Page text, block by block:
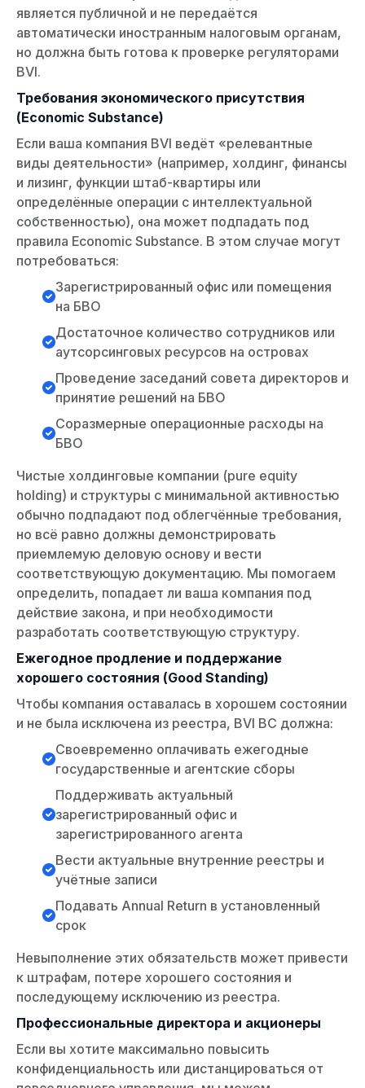
является публичной и не передаётся
автоматически иностранным налоговым органам,
но должна быть готова к проверке регуляторами
BVI.
Требования экономического присутствия
(Economic Substance)
Если ваша компания BVI ведёт «релевантные
виды деятельности» (например, холдинг, финансы
и лизинг, функции штаб-квартиры или
определённые операции с интеллектуальной
собственностью), она может подпадать под
правила Economic Substance. В этом случае могут
потребоваться:
Зарегистрированный офис или помещения
на БВО
Достаточное количество сотрудников или
аутсорсинговых ресурсов на островах
Проведение заседаний совета директоров и
принятие решений на БВО
Соразмерные операционные расходы на
БВО
Чистые холдинговые компании (pure equity
holding) и структуры с минимальной активностью
обычно подпадают под облегчённые требования,
но всё равно должны демонстрировать
приемлемую деловую основу и вести
соответствующую документацию. Мы помогаем
определить, попадает ли ваша компания под
действие закона, и при необходимости
разработать соответствующую структуру.
Ежегодное продление и поддержание
хорошего состояния (Good Standing)
Чтобы компания оставалась в хорошем состоянии
и не была исключена из реестра, BVI BC должна:
Своевременно оплачивать ежегодные
государственные и агентские сборы
Поддерживать актуальный
зарегистрированный офис и
зарегистрированного агента
Вести актуальные внутренние реестры и
учётные записи
Подавать Annual Return в установленный
срок
Невыполнение этих обязательств может привести
к штрафам, потере хорошего состояния и
последующему исключению из реестра.
Профессиональные директора и акционеры
Если вы хотите максимально повысить
конфиденциальность или дистанцироваться от